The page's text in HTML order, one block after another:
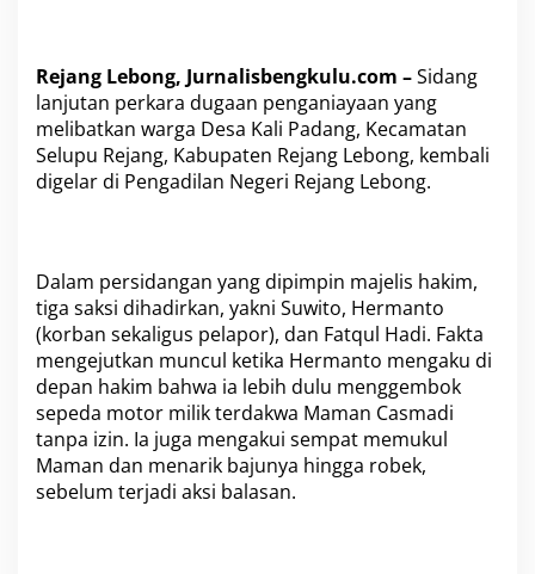
G
e
m
b
o
k
r
d
a
n
P
u
k
u
l
Rejang Lebong, Jurnalisbengkulu.com –Sidang
lanjutan perkara dugaan penganiayaan yang
melibatkan warga Desa Kali Padang, Kecamatan
Selupu Rejang, Kabupaten Rejang Lebong, kembali
digelar di Pengadilan Negeri Rejang Lebong.
Dalam persidangan yang dipimpin majelis hakim,
tiga saksi dihadirkan, yakni Suwito, Hermanto
(korban sekaligus pelapor), dan Fatqul Hadi. Fakta
mengejutkan muncul ketika Hermanto mengaku di
depan hakim bahwa ia lebih dulu menggembok
sepeda motor milik terdakwa Maman Casmadi
tanpa izin. Ia juga mengakui sempat memukul
Maman dan menarik bajunya hingga robek,
sebelum terjadi aksi balasan.